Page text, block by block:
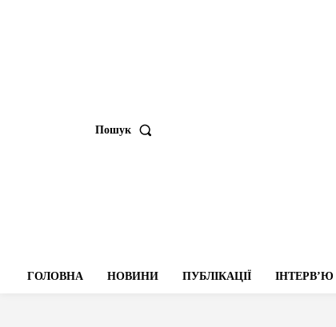
Пошук
ГОЛОВНА НОВИНИ ПУБЛІКАЦІЇ ІНТЕРВʼЮ